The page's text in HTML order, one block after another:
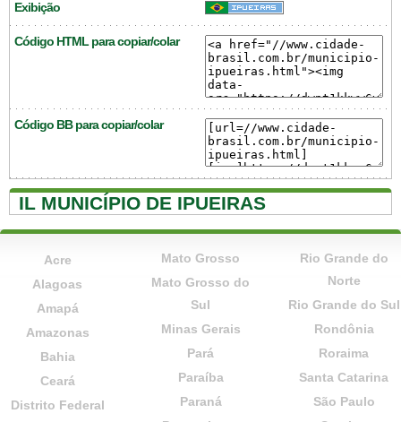
Exibição
Código HTML para copiar/colar
Código BB para copiar/colar
IL MUNICÍPIO DE IPUEIRAS
Acre
Alagoas
Amapá
Amazonas
Bahia
Ceará
Distrito Federal
Mato Grosso
Mato Grosso do
Sul
Minas Gerais
Pará
Paraíba
Paraná
Rio Grande do
Norte
Rio Grande do Sul
Rondônia
Roraima
Santa Catarina
São Paulo